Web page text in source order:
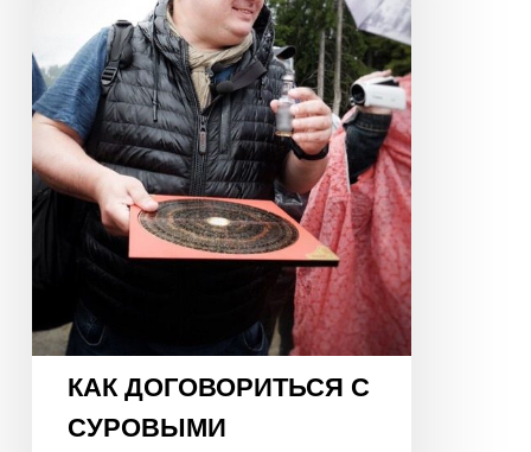
Простой
способ
нейтрализовать
«негативные
энергии»
КАК ДОГОВОРИТЬСЯ С
СУРОВЫМИ